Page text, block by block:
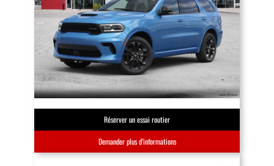
Réserver un essai routier
Demander plus d’informations